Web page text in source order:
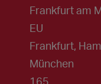
Frankfurt am
EU
Frankfurt,
München
165